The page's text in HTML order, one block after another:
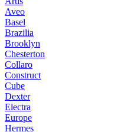
Aveo
Basel
Brazilia
Brooklyn
Chesterton
Collaro
Construct
Cube
Dexter
Electra
Europe
Hermes